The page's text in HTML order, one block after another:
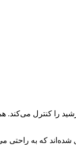
را کنترل می‌کند.
که به راحتی